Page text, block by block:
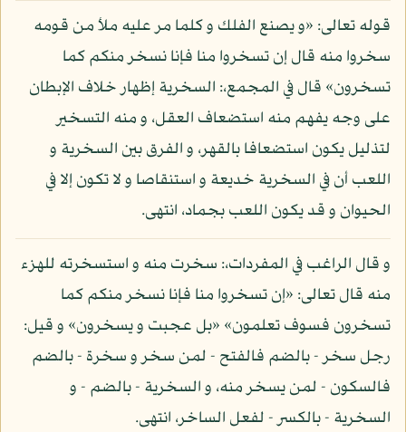
قوله تعالى: «و يصنع الفلك و كلما مر عليه ملأ من قومه
سخروا منه قال إن تسخروا منا فإنا نسخر منكم كما
تسخرون» قال في المجمع،: السخرية إظهار خلاف الإبطان
على وجه يفهم منه استضعاف العقل، و منه التسخير
لتذليل يكون استضعافا بالقهر، و الفرق بين السخرية و
اللعب أن في السخرية خديعة و استنقاصا و لا تكون إلا في
الحيوان و قد يكون اللعب بجماد، انتهى.
و قال الراغب في المفردات،: سخرت منه و استسخرته للهزء
منه قال تعالى: «إن تسخروا منا فإنا نسخر منكم كما
تسخرون فسوف تعلمون» «بل عجبت و يسخرون» و قيل:
رجل سخر - بالضم فالفتح - لمن سخر و سخرة - بالضم
فالسكون - لمن يسخر منه، و السخرية - بالضم - و
السخرية - بالكسر - لفعل الساخر، انتهى.